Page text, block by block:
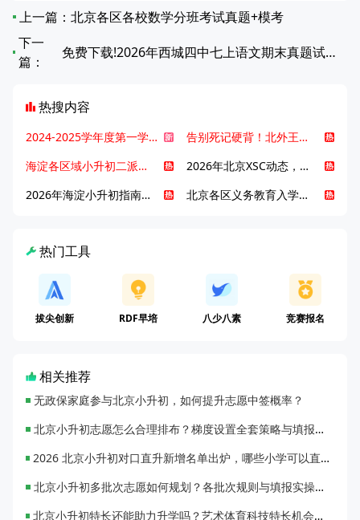
上一篇： 北京各区各校数学分班考试真题+模考
下一
篇：
免费下载!2026年西城四中七上语文期末真题试卷（无答案）
热搜内容
2024-2025学年度第一学期北京各区期末考试真题试卷汇总
告别死记硬背！北外王牌精读词汇课，帮孩子突破英语词汇难关
海淀各区域小升初二派全攻略合集！区域一至五志愿填报、升学策略详解
2026年北京XSC动态，持续更新中ing...
2026年海淀小升初指南，一文了解招生政策要点
北京各区义务教育入学咨询电话汇总，25年小升初家长提前收藏
热门工具
拔尖创新 RDF早培 八少八素 竞赛报名
相关推荐
无政保家庭参与北京小升初，如何提升志愿中签概率？
北京小升初志愿怎么合理排布？梯度设置全套策略与填报避坑指南
2026 北京小升初对口直升新增名单出炉，哪些小学可以直升优质初中？
北京小升初多批次志愿如何规划？各批次规则与填报实操指南
北京小升初特长还能助力升学吗？艺术体育科技特长机会与误区全面解析